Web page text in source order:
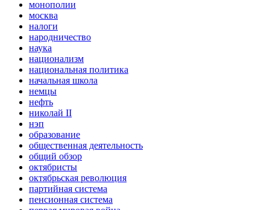
монополии
москва
налоги
народничество
наука
национализм
национальная политика
начальная школа
немцы
нефть
николай II
нэп
образование
общественная деятельность
общий обзор
октябристы
октябрьская революция
партийная система
пенсионная система